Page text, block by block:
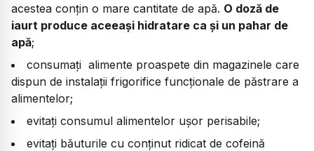
acestea conţin o mare cantitate de apă. O doză de
iaurt produce aceeaşi hidratare ca şi un pahar de
apă;
consumați alimente proaspete din magazinele care
dispun de instalații frigorifice funcționale de păstrare a
alimentelor;
evitați consumul alimentelor ușor perisabile;
evitați băuturile cu conţinut ridicat de cofeină